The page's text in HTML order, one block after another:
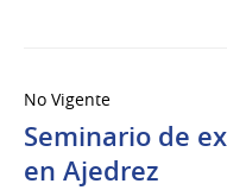
No Vigente
Seminario de
en Ajedrez